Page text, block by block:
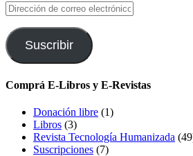
Dirección
de
correo
electrónico
Suscribir
Comprá E-Libros y E-Revistas
Donación libre (1)
Libros (3)
Revista Tecnología Humanizada
Suscripciones (7)